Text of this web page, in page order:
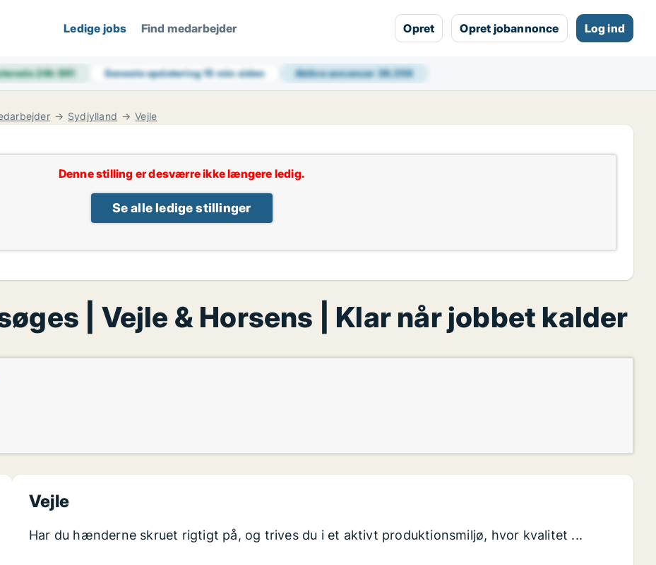
Ledige jobs Find medarbejder Opret Opret jobannonce Log ind
24h991 Seneste opdatering15 min siden Aktive annoncer 36.356
Sydjylland Vejle
Denne stilling er desværre ikke længere ledig.
Se alle ledige stillinger
| Vejle & Horsens | Klar når jobbet kalder
Vejle
Har du hænderne skruet rigtigt på, og trives du i et aktivt produktionsmiljø, hvor kvalitet ...